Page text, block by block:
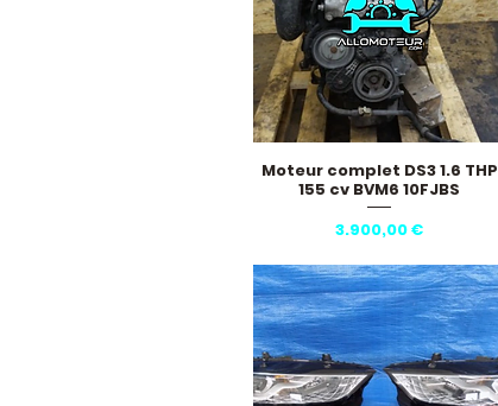
Hurtigvisning
Moteur complet DS3 1.6 THP
155 cv BVM6 10FJBS
Pris
3.900,00 €